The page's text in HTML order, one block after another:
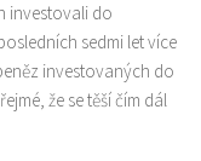
investovali do
sedmi let více
investovaných do
že se těší čím dál